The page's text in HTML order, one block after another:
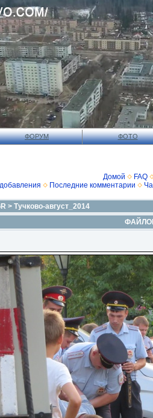
ФОРУМ
ФОТО
Домой FAQ
Последние комментарии
> Тучково-август_2014